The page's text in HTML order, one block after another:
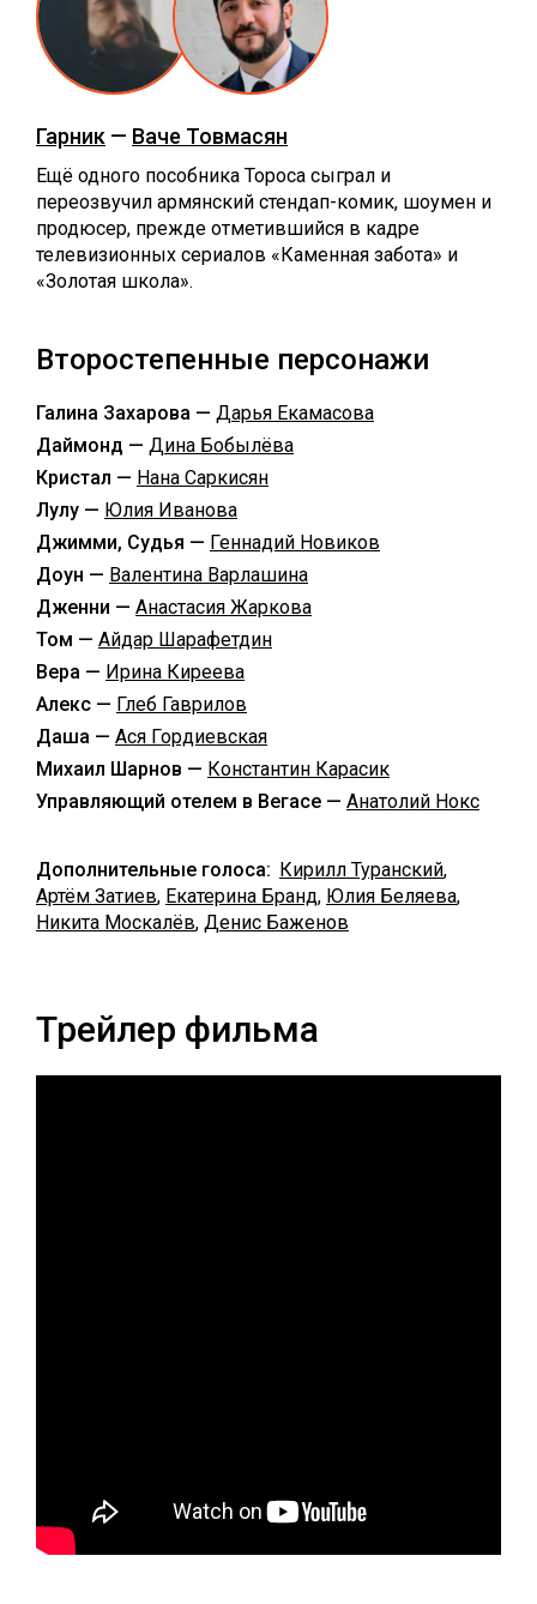
Гарник — Ваче Товмасян
Ещё одного пособника Тороса сыграл и
переозвучил армянский стендап-комик, шоумен и
продюсер, прежде отметившийся в кадре
телевизионных сериалов «Каменная забота» и
«Золотая школа».
Второстепенные персонажи
Галина Захарова — Дарья Екамасова
Даймонд — Дина Бобылёва
Кристал — Нана Саркисян
Лулу — Юлия Иванова
Джимми, Судья — Геннадий Новиков
Доун — Валентина Варлашина
Дженни — Анастасия Жаркова
Том — Айдар Шарафетдин
Вера — Ирина Киреева
Алекс — Глеб Гаврилов
Даша — Ася Гордиевская
Михаил Шарнов — Константин Карасик
Управляющий отелем в Вегасе — Анатолий Нокс
Дополнительные голоса: Кирилл Туранский,
Артём Затиев, Екатерина Бранд, Юлия Беляева,
Никита Москалёв, Денис Баженов
Трейлер фильма